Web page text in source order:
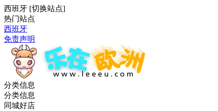
西班牙 [切换站点]
热门站点
西班牙
免责声明
分类信息
分类信息
同城好店